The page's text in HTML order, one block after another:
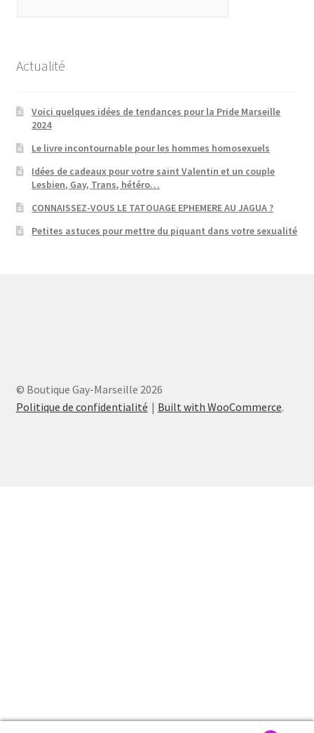
Actualité
Voici quelques idées de tendances pour la Pride Marseille
2024
Le livre incontournable pour les hommes homosexuels
Idées de cadeaux pour votre saint Valentin et un couple
Lesbien, Gay, Trans, hétéro…
CONNAISSEZ-VOUS LE TATOUAGE EPHEMERE AU JAGUA ?
Petites astuces pour mettre du piquant dans votre sexualité
© Boutique Gay-Marseille 2026
Politique de confidentialité
Built with WooCommerce.